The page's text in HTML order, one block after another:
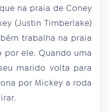
na praia de Coney
(Justin Timberlake)
trabalha na praia
por ele. Quando uma
marido volta para
por Mickey a roda